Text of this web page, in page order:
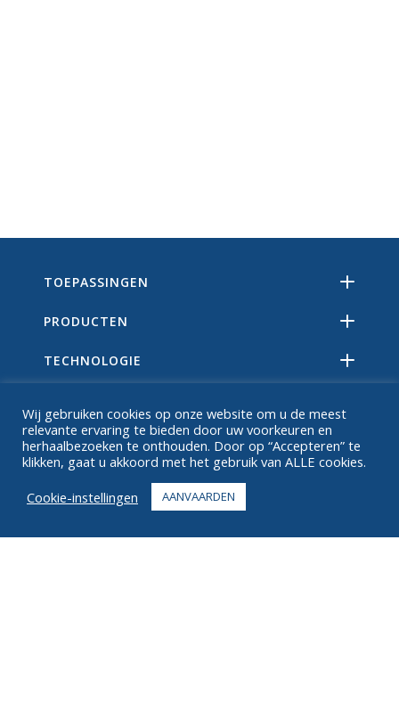
TOEPASSINGEN
PRODUCTEN
TECHNOLOGIE
OVER
Wij gebruiken cookies op onze website om u de meest
relevante ervaring te bieden door uw voorkeuren en
herhaalbezoeken te onthouden. Door op “Accepteren” te
klikken, gaat u akkoord met het gebruik van ALLE cookies.
Cookie-instellingen
AANVAARDEN